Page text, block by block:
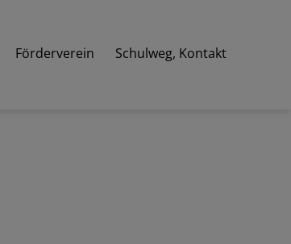
Förderverein Schulweg, Kontakt